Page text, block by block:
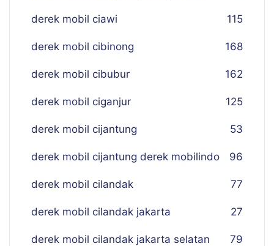
derek mobil ciawi 115
derek mobil cibinong 168
derek mobil cibubur 162
derek mobil ciganjur 125
derek mobil cijantung 53
derek mobil cijantung derek mobilindo 96
derek mobil cilandak 77
derek mobil cilandak jakarta 27
derek mobil cilandak jakarta selatan 79